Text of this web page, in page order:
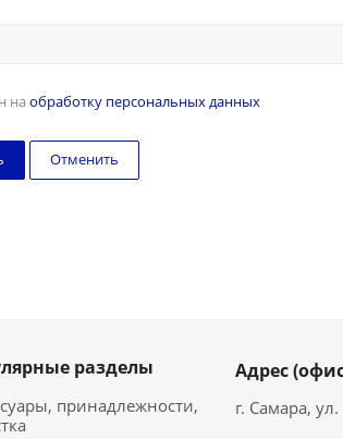
на обработку персональных данных
Отменить
разделы
принадлежности,
Адрес
г. Самара,